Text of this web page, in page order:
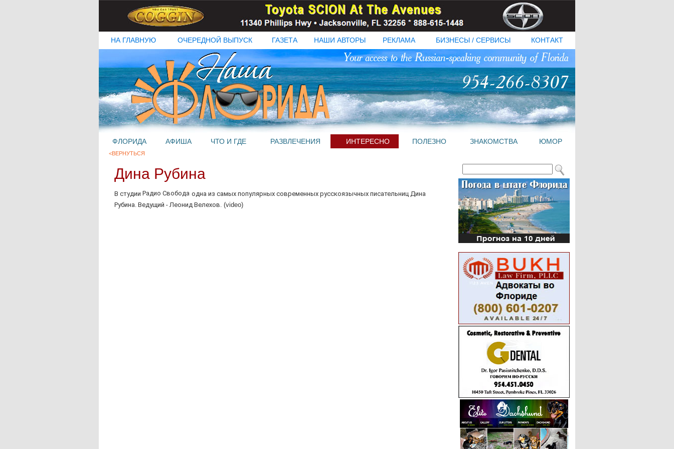
НА ГЛАВНУЮ ОЧЕРЕДНОЙ ВЫПУСК ГАЗЕТА НАШИ АВТОРЫ РЕКЛАМА БИЗНЕСЫ / СЕРВИСЫ КОНТАКТ
ФЛОРИДА АФИША ЧТО И ГДЕ РАЗВЛЕЧЕНИЯ ИНТЕРЕСНО ПОЛЕЗНО ЗНАКОМСТВА ЮМОР
<ВЕРНУТЬСЯ
Дина Рубина
В студии Радио Свобода одна из самых популярных современных русскоязычных писательниц Дина
Рубина. Ведущий - Леонид Велехов. (video)